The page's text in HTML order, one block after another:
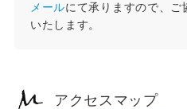
メールにて承りますので、
いたします。
アクセスマップ